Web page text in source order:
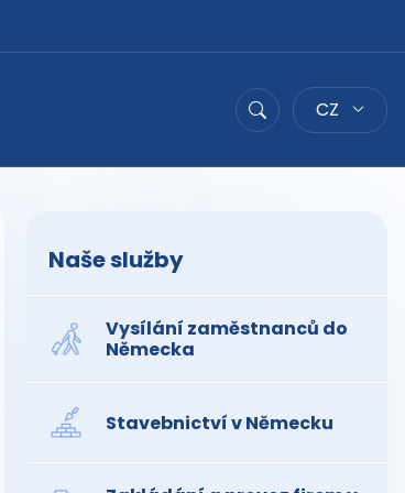
Hledat
CZ
Naše služby
Vysílání zaměstnanců do
Německa
Stavebnictví v Německu